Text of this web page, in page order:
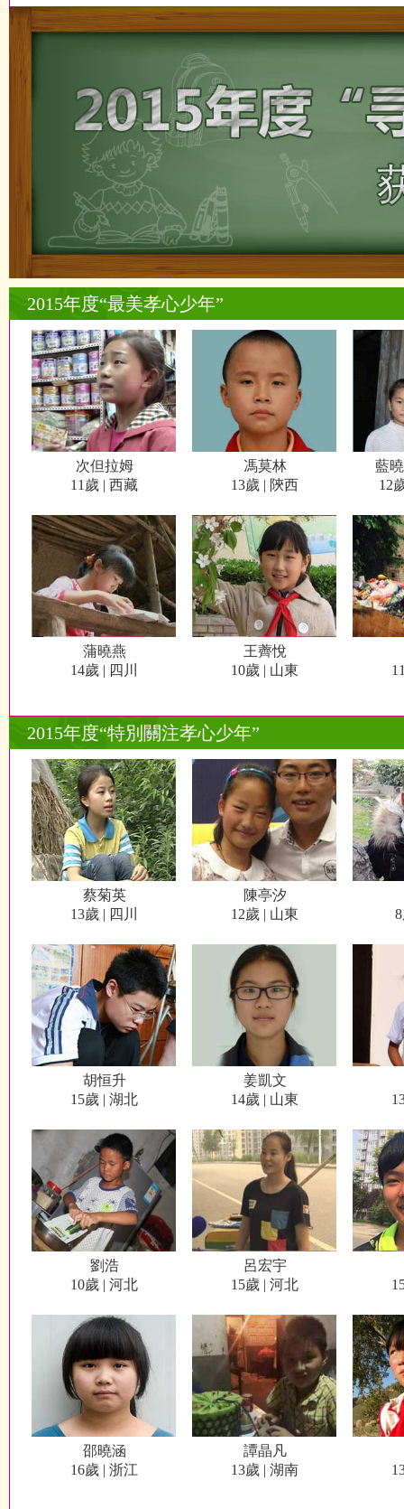
2015年度“最美孝心少年”
次但拉姆
11歲 | 西藏
馮莫林
13歲 | 陝西
藍
12
蒲曉燕
14歲 | 四川
王薺悅
10歲 | 山東
2015年度“特別關注孝心少年”
蔡菊英
13歲 | 四川
陳亭汐
12歲 | 山東
胡恒升
15歲 | 湖北
姜凱文
14歲 | 山東
劉浩
10歲 | 河北
呂宏宇
15歲 | 河北
邵曉涵
16歲 | 浙江
譚晶凡
13歲 | 湖南